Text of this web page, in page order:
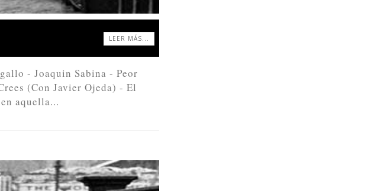
LEER MÁS...
- Joaquin Sabina - Peor
(Con Javier Ojeda) - El
aquella...